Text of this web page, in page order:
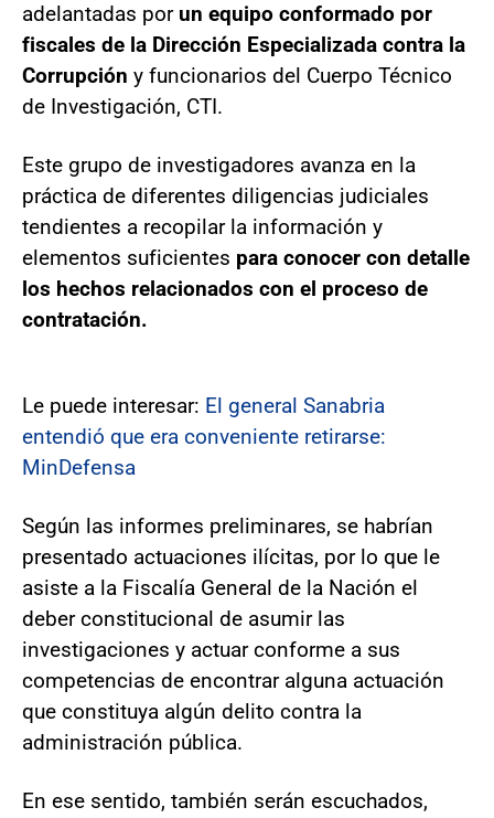
adelantadas por un equipo conformado por
fiscales de la Dirección Especializada contra la
Corrupción y funcionarios del Cuerpo Técnico
de Investigación, CTI.
Este grupo de investigadores avanza en la
práctica de diferentes diligencias judiciales
tendientes a recopilar la información y
elementos suficientes para conocer con detalle
los hechos relacionados con el proceso de
contratación.
Le puede interesar: El general Sanabria
entendió que era conveniente retirarse:
MinDefensa
Según las informes preliminares, se habrían
presentado actuaciones ilícitas, por lo que le
asiste a la Fiscalía General de la Nación el
deber constitucional de asumir las
investigaciones y actuar conforme a sus
competencias de encontrar alguna actuación
que constituya algún delito contra la
administración pública.
En ese sentido, también serán escuchados,